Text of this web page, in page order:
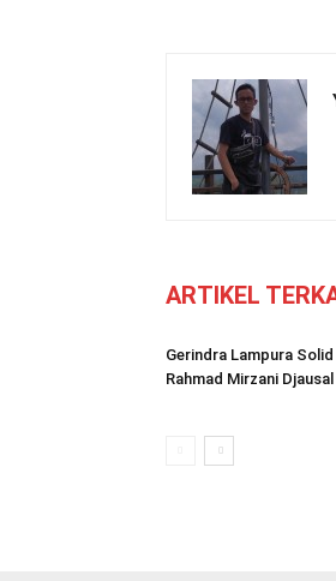
ARTIKEL
Gerindra Lampura
Rahmad Mirzani Djausal